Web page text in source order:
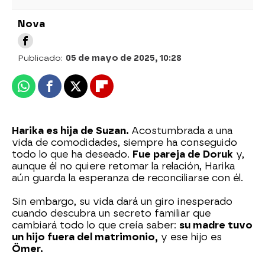
Nova
Publicado: 05 de mayo de 2025, 10:28
WhatsappFacebook
X Flipboard
Harika es hija de Suzan. Acostumbrada a una
vida de comodidades, siempre ha conseguido
todo lo que ha deseado. Fue pareja de Doruk y,
aunque él no quiere retomar la relación, Harika
aún guarda la esperanza de reconciliarse con él.
Sin embargo, su vida dará un giro inesperado
cuando descubra un secreto familiar que
cambiará todo lo que creía saber: su madre tuvo
un hijo fuera del matrimonio, y ese hijo es
Ömer.